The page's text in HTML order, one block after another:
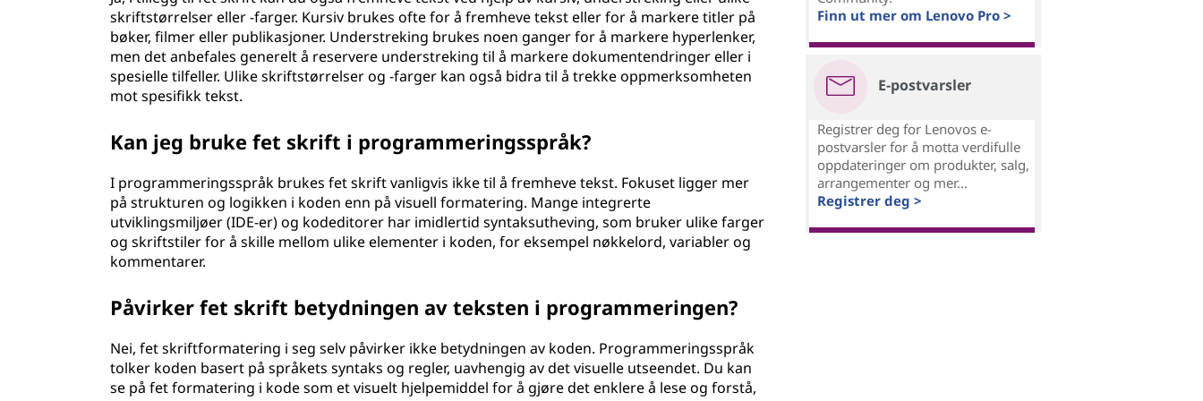
skriftstørrelser eller -farger. Kursiv brukes ofte for å fremheve tekst eller for å markere titler på
bøker, filmer eller publikasjoner. Understreking brukes noen ganger for å markere hyperlenker,
men det anbefales generelt å reservere understreking til å markere dokumentendringer eller i
spesielle tilfeller. Ulike skriftstørrelser og -farger kan også bidra til å trekke oppmerksomheten
mot spesifikk tekst.
Kan jeg bruke fet skrift i programmeringsspråk?
I programmeringsspråk brukes fet skrift vanligvis ikke til å fremheve tekst. Fokuset ligger mer
på strukturen og logikken i koden enn på visuell formatering. Mange integrerte
utviklingsmiljøer (IDE-er) og kodeditorer har imidlertid syntaksutheving, som bruker ulike farger
og skriftstiler for å skille mellom ulike elementer i koden, for eksempel nøkkelord, variabler og
kommentarer.
Påvirker fet skrift betydningen av teksten i programmeringen?
Nei, fet skriftformatering i seg selv påvirker ikke betydningen av koden. Programmeringsspråk
tolker koden basert på språkets syntaks og regler, uavhengig av det visuelle utseendet. Du kan
se på fet formatering i kode som et visuelt hjelpemiddel for å gjøre det enklere å lese og forstå,
Finn ut mer om Lenovo Pro >
E-postvarsler
Registrer deg for Lenovos e-
postvarsler for å motta verdifulle
oppdateringer om produkter, salg,
arrangementer og mer...
Registrer deg >